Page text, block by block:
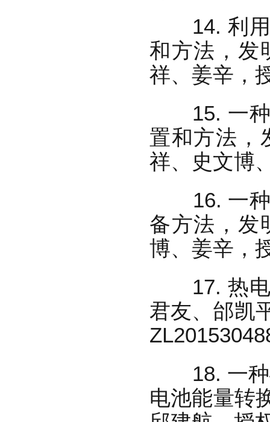
14. 利用
和方法，发
祥、姜辛，
15. 一种
置和方法，
祥、史文博
16. 一种
备方法，发
博、姜辛，
17. 热电
君友、邰凯
18. 一种
电池能量转